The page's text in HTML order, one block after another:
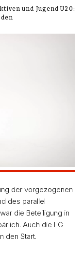
und Jugend U20:
der vorgezogenen
des parallel
die Beteiligung in
Auch die LG
den Start.